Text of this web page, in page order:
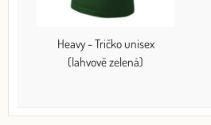
Heavy - Tričko unisex
(lahvově zelená)